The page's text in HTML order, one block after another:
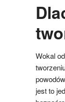
Wokal
jest to